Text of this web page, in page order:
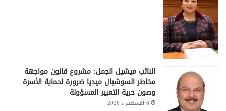
النائب ميشيل الجمل: مشروع قانون مواجهة
مخاطر السوشيال ميديا ضرورة لحماية الأسرة
وصون حرية التعبير المسؤولة
6 أغسطس، 2026